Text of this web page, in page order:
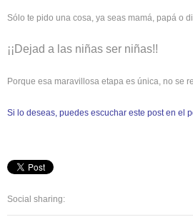
Sólo te pido una cosa, ya seas mamá, papá o
¡¡Dejad a las niñas ser niñas!!
Porque esa maravillosa etapa es única, no se
Si lo deseas, puedes escuchar este post en el
Social sharing: